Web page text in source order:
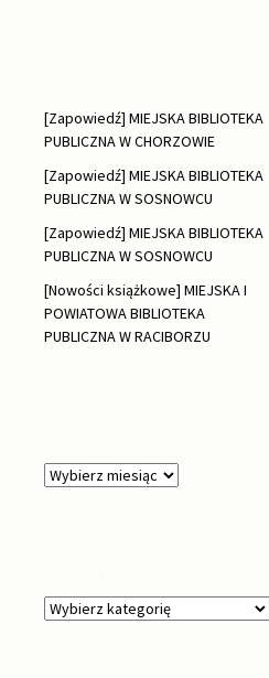
[Zapowiedź] MIEJSKA BIBLIOTEKA
PUBLICZNA W CHORZOWIE
[Zapowiedź] MIEJSKA BIBLIOTEKA
PUBLICZNA W SOSNOWCU
[Zapowiedź] MIEJSKA BIBLIOTEKA
PUBLICZNA W SOSNOWCU
[Nowości książkowe] MIEJSKA I
POWIATOWA BIBLIOTEKA
PUBLICZNA W RACIBORZU
Archiwa
Kategorie